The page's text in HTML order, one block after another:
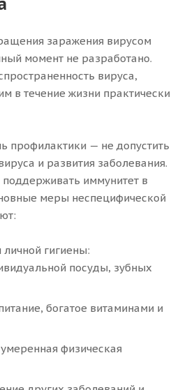
заражения вирусом
момент не разработано.
вируса,
в течение жизни практически
профилактики — не допустить
и развития заболевания.
иммунитет в
меры неспецифической
гигиены:
посуды, зубных
богатое витаминами и
физическая